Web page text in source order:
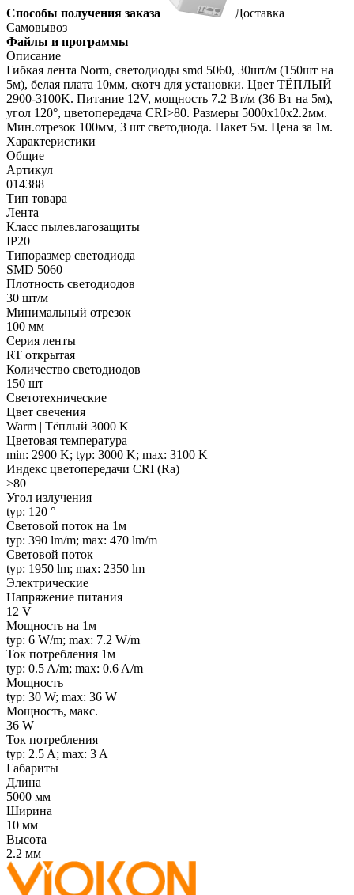
Способы получения заказа
Доставка
Самовывоз
Файлы и программы
Описание
Гибкая лента Norm, светодиоды smd 5060, 30шт/м (150шт на
5м), белая плата 10мм, скотч для установки. Цвет ТЁПЛЫЙ
2900-3100K. Питание 12V, мощность 7.2 Вт/м (36 Вт на 5м),
угол 120°, цветопередача CRI>80. Размеры 5000х10x2.2мм.
Мин.отрезок 100мм, 3 шт светодиода. Пакет 5м. Цена за 1м.
Характеристики
Общие
Артикул
014388
Тип товара
Лента
Класс пылевлагозащиты
IP20
Типоразмер светодиода
SMD 5060
Плотность светодиодов
30 шт/м
Минимальный отрезок
100 мм
Серия ленты
RT открытая
Количество светодиодов
150 шт
Светотехнические
Цвет свечения
Warm | Тёплый 3000 K
Цветовая температура
min: 2900 K; typ: 3000 K; max: 3100 K
Индекс цветопередачи CRI (Ra)
>80
Угол излучения
typ: 120 °
Световой поток на 1м
typ: 390 lm/m; max: 470 lm/m
Световой поток
typ: 1950 lm; max: 2350 lm
Электрические
Напряжение питания
12 V
Мощность на 1м
typ: 6 W/m; max: 7.2 W/m
Ток потребления 1м
typ: 0.5 A/m; max: 0.6 A/m
Мощность
typ: 30 W; max: 36 W
Мощность, макс.
36 W
Ток потребления
typ: 2.5 A; max: 3 A
Габариты
Длина
5000 мм
Ширина
10 мм
Высота
2.2 мм